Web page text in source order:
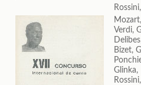
Verdi,
Bizet,